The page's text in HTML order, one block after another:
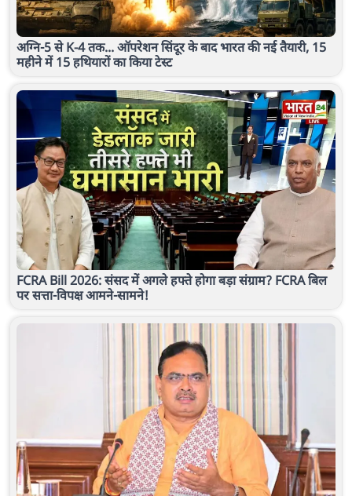
अग्नि-5 से K-4 तक... ऑपरेशन सिंदूर के बाद भारत की नई तैयारी, 15
महीने में 15 हथियारों का किया टेस्ट
FCRA Bill 2026: संसद में अगले हफ्ते होगा बड़ा संग्राम? FCRA बिल
पर सत्ता-विपक्ष आमने-सामने!